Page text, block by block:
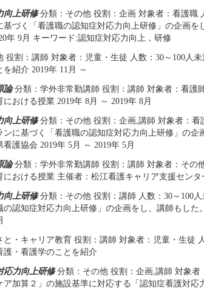
向上研修分類：その他 役割：企画 対象者：看護職
基づく「看護職の認知症対応力向上研修」の企画を
年 9月 キーワード:認知症対応力向上，研修
役割：講師 対象者：児童・生徒 人数：30～100人
紹介 2019年 11月 ～
論分類：学外非常勤講師 役割：講師 対象者：看護
おける授業 2019年 8月 ～ 2019年 8月
向上研修分類：その他 役割：企画,講師 対象者：看
ンに基づく「看護職の認知症対応力向上研修」の
護協会 2019年 5月 ～ 2019年 5月
論分類：学外非常勤講師 役割：講師 対象者：その
における授業 主催者：松江看護キャリア支援センタ
向上研修分類：その他 役割：講師 人数：30～100
の認知症対応力向上研修」の企画をし、講師もした
と・キャリア教育 役割：講師 対象者：児童・生徒
護・看護学のことを紹介
応力向上研修分類：その他 役割：企画,講師 対象者
ア加算２」の施設基準に対応する「認知症看護対